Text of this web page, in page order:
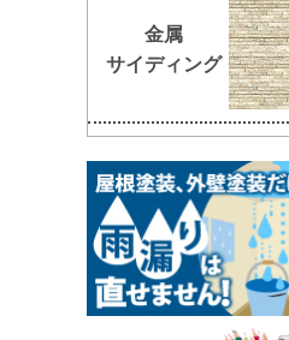
金属
サイディング